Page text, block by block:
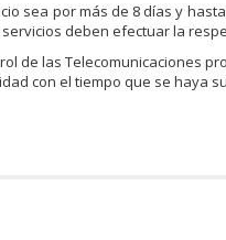
sea por más de 8 días y
deben efectuar la
de las Telecomunicaciones
con el tiempo que se haya